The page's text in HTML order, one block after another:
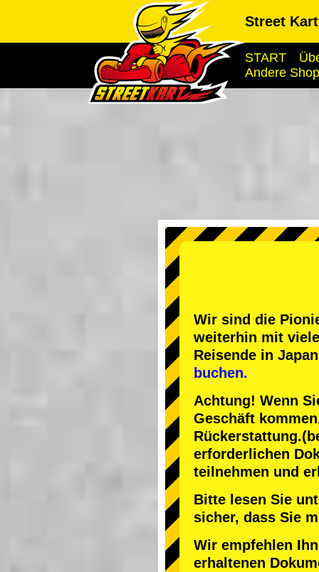
Street
START
Andere
Wir sind die
weiterhin mit
Reisende in
buchen.
Achtung! Wenn
Geschäft
Rückerstattung.
erforderlichen
teilnehmen und
Bitte lesen Sie
sicher, dass Sie
Wir empfehlen
erhaltenen